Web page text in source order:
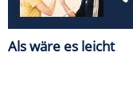
Als wäre es leicht